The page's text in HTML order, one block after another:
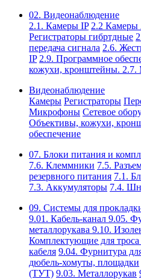
02. Видеонаблюдение
2.1. Камеры IP 2.2 Камеры
Регистраторы гибртдные
передача сигнала 2.6.
IP 2.9. Программное
кожухи, кронштейны. 2.7.
Видеонаблюдение
Камеры Регистраторы
Микрофоны Сетевое
Объективы, кожухи,
обеспечение
07. Блоки питания и
7.6. Клеммники 7.5.
резервного питания 7.1.
7.3. Аккумуляторы 7.4.
09. Системы для
9.01. Кабель-канал 9.05.
металлорукава 9.10.
Комплектующие для
кабеля 9.04. Фурнитура
дюбель-хомуты, площадки
(ТУТ) 9.03. Металлорукав